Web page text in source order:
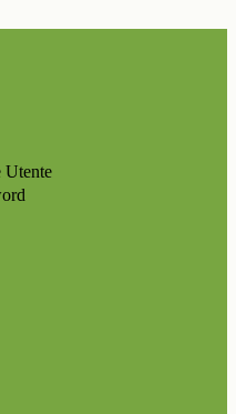
Utente